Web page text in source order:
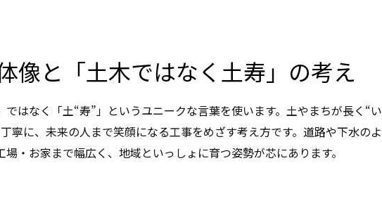
像と「土木ではなく土寿」の考え
はなく「土“寿”」というユニークな言葉を使います。土やまちが長く“い
寧に、未来の人まで笑顔になる工事をめざす考え方です。道路や下水のよ
・お家まで幅広く、地域といっしょに育つ姿勢が芯にあります。